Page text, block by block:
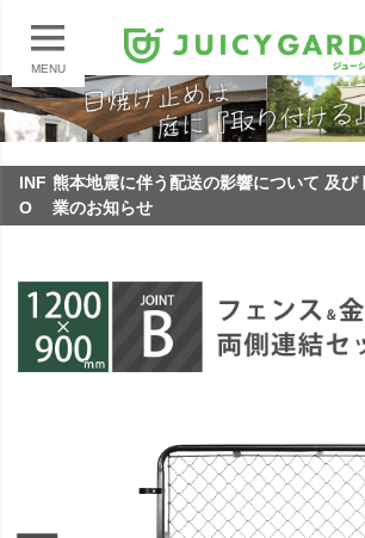
MENU
INF
O
熊本地震に伴う配送の影響について 及び
業のお知らせ